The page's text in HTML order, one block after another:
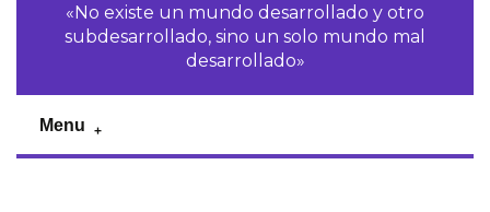
«No existe un mundo desarrollado y otro
subdesarrollado, sino un solo mundo mal
desarrollado»
Menu